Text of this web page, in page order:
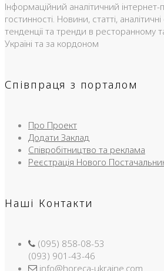
Інформаційний аналітичний
гостинності. Новини, статті,
тенденції та тренди в ресторанному
Україні та за кордоном
Співпраця з порталом
Про Проект
Додати Заклад
Співробітництво та реклама
Реєстрація Нового
Наші Контакти
(095) 858-08-53
(093) 901-43-46
info@horeca-ukraine.com